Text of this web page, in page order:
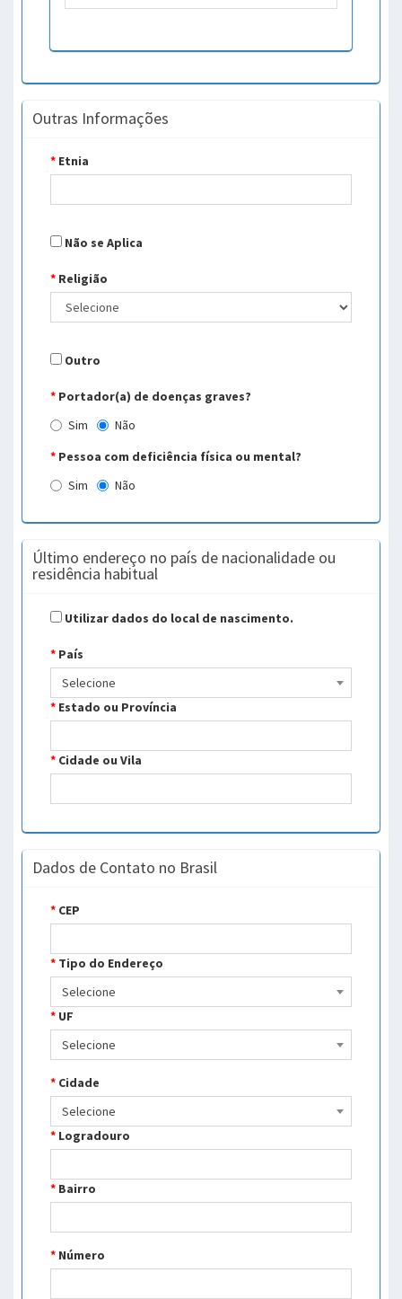
Outras Informações
* Etnia
Não se Aplica
* Religião
Outro
* Portador(a) de doenças graves?
Sim
Não
* Pessoa com deficiência física ou mental?
Sim
Não
Último endereço no país de nacionalidade ou
residência habitual
Utilizar dados do local de nascimento.
* País
Selecione
* Estado ou Província
* Cidade ou Vila
Dados de Contato no Brasil
* CEP
* Tipo do Endereço
Selecione
* UF
Selecione
* Cidade
Selecione
* Logradouro
* Bairro
* Número